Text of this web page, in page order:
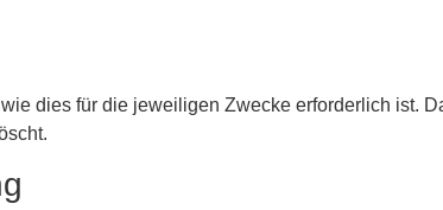
dies für die jeweiligen Zwecke erforderlich ist.